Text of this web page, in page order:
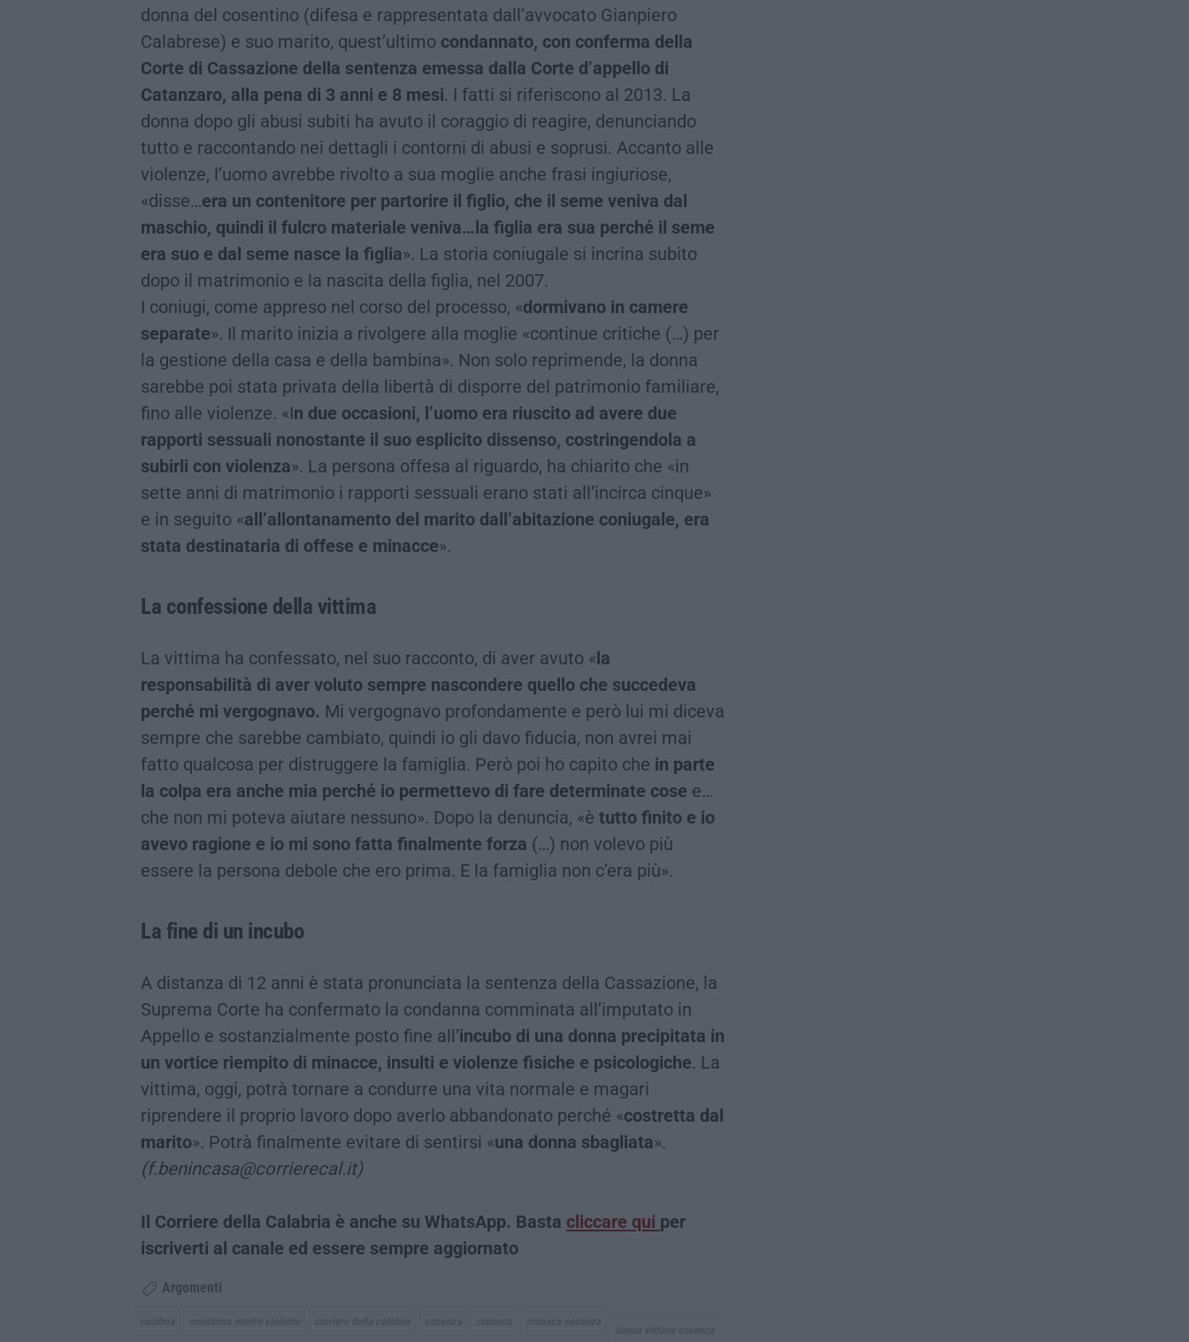
donna del cosentino (difesa e rappresentata dall’avvocato Gianpiero
Calabrese) e suo marito, quest’ultimo condannato, con conferma della
Corte di Cassazione della sentenza emessa dalla Corte d’appello di
Catanzaro, alla pena di 3 anni e 8 mesi. I fatti si riferiscono al 2013. La
donna dopo gli abusi subiti ha avuto il coraggio di reagire, denunciando
tutto e raccontando nei dettagli i contorni di abusi e soprusi. Accanto alle
violenze, l’uomo avrebbe rivolto a sua moglie anche frasi ingiuriose,
«disse…era un contenitore per partorire il figlio, che il seme veniva dal
maschio, quindi il fulcro materiale veniva…la figlia era sua perché il seme
era suo e dal seme nasce la figlia». La storia coniugale si incrina subito
dopo il matrimonio e la nascita della figlia, nel 2007.
I coniugi, come appreso nel corso del processo, «dormivano in camere
separate». Il marito inizia a rivolgere alla moglie «continue critiche (…) per
la gestione della casa e della bambina». Non solo reprimende, la donna
sarebbe poi stata privata della libertà di disporre del patrimonio familiare,
fino alle violenze. «In due occasioni, l’uomo era riuscito ad avere due
rapporti sessuali nonostante il suo esplicito dissenso, costringendola a
subirli con violenza». La persona offesa al riguardo, ha chiarito che «in
sette anni di matrimonio i rapporti sessuali erano stati all’incirca cinque»
e in seguito «all’allontanamento del marito dall’abitazione coniugale, era
stata destinataria di offese e minacce».
La confessione della vittima
La vittima ha confessato, nel suo racconto, di aver avuto «la
responsabilità di aver voluto sempre nascondere quello che succedeva
perché mi vergognavo. Mi vergognavo profondamente e però lui mi diceva
sempre che sarebbe cambiato, quindi io gli davo fiducia, non avrei mai
fatto qualcosa per distruggere la famiglia. Però poi ho capito che in parte
la colpa era anche mia perché io permettevo di fare determinate cose e…
che non mi poteva aiutare nessuno». Dopo la denuncia, «è tutto finito e io
avevo ragione e io mi sono fatta finalmente forza (…) non volevo più
essere la persona debole che ero prima. E la famiglia non c’era più».
La fine di un incubo
A distanza di 12 anni è stata pronunciata la sentenza della Cassazione, la
Suprema Corte ha confermato la condanna comminata all’imputato in
Appello e sostanzialmente posto fine all’incubo di una donna precipitata in
un vortice riempito di minacce, insulti e violenze fisiche e psicologiche. La
vittima, oggi, potrà tornare a condurre una vita normale e magari
riprendere il proprio lavoro dopo averlo abbandonato perché «costretta dal
marito». Potrà finalmente evitare di sentirsi «una donna sbagliata».
(f.benincasa@corrierecal.it)
Il Corriere della Calabria è anche su WhatsApp. Basta cliccare qui per
iscriverti al canale ed essere sempre aggiornato
Argomenti